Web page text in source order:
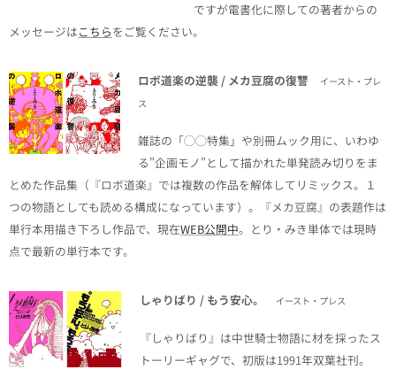
ですが電書化に際しての著者からの
メッセージはこちらをご覧ください。
ロボ道楽の逆襲 / メカ豆腐の復讐
イースト・プレ
ス
雑誌の「◯◯特集」や別冊ムック用に、いわゆ
る"企画モノ"として描かれた単発読み切りをま
とめた作品集（『ロボ道楽』では複数の作品を解体してリミックス。１
つの物語としても読める構成になっています）。『メカ豆腐』の表題作は
単行本用描き下ろし作品で、現在WEB公開中。とり・みき単体では現時
点で最新の単行本です。
しゃりばり / もう安心。 イースト・プレス
『しゃりばり』は中世騎士物語に材を採ったス
トーリーギャグで、初版は1991年双葉社刊。